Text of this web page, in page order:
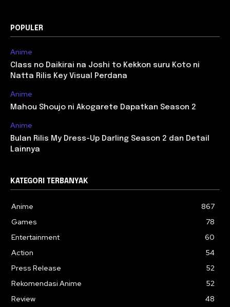
POPULER
Anime
Class no Daikirai na Joshi to Kekkon suru Koto ni
Natta Rilis Key Visual Perdana
Anime
Mahou Shoujo ni Akogarete Dapatkan Season 2
Anime
Bulan Rilis My Dress-Up Darling Season 2 dan Detail
Lainnya
KATEGORI TERBANYAK
Anime
867
Games
78
Entertainment
60
Action
54
Press Release
52
Rekomendasi Anime
52
Review
48